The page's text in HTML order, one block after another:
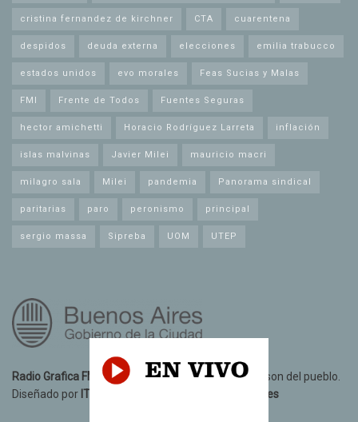
cristina fernandez de kirchner CTA cuarentena
despidos deuda externa elecciones emilia trabucco
estados unidos evo morales Feas Sucias y Malas
FMI Frente de Todos Fuentes Seguras
hector amichetti Horacio Rodríguez Larreta inflación
islas malvinas Javier Milei mauricio macri
milagro sala Milei pandemia Panorama sindical
paritarias paro peronismo principal
sergio massa Sipreba UOM UTEP
Radio Grafica FM 89.3© 2021. Todos los derechos son del pueblo.
Diseñado por IT10 Informatica y Telecomunicaciones